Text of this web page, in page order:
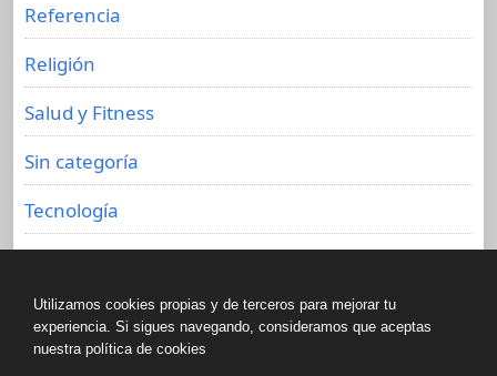
Referencia
Religión
Salud y Fitness
Sin categoría
Tecnología
Utilizamos cookies propias y de terceros para mejorar tu
experiencia. Si sigues navegando, consideramos que aceptas
nuestra política de cookies